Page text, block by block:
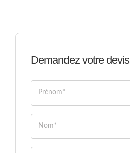
Demandez votre devis